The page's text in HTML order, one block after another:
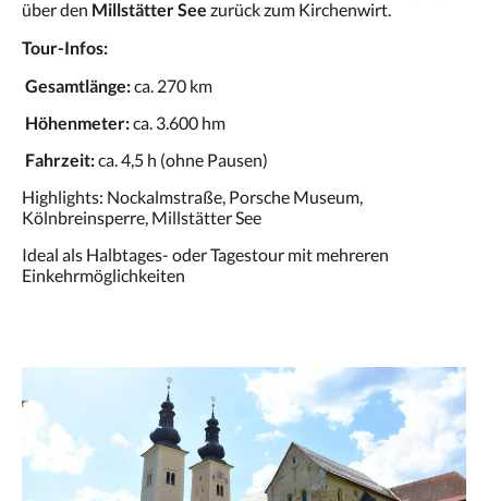
über den Millstätter See zurück zum Kirchenwirt.
Tour-Infos:
Gesamtlänge:ca. 270 km
Höhenmeter:ca. 3.600 hm
Fahrzeit:ca. 4,5 h (ohne Pausen)
Highlights: Nockalmstraße, Porsche Museum,
Kölnbreinsperre, Millstätter See
Ideal als Halbtages- oder Tagestour mit mehreren
Einkehrmöglichkeiten